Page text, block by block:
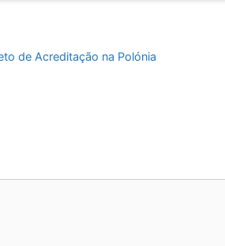
de Acreditação na Polónia